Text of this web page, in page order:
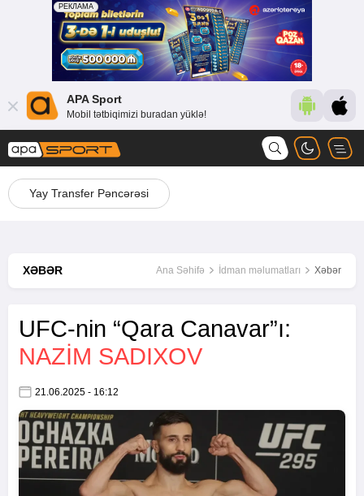
APA Sport
Mobil tətbiqimizi buradan yüklə!
Yay Transfer Pəncərəsi
XƏBƏR Ana Səhifə İdman məlumatları Xəbər
UFC-nin “Qara Canavar”ı:
NAZIM SADIXOV
21.06.2025 - 16:12